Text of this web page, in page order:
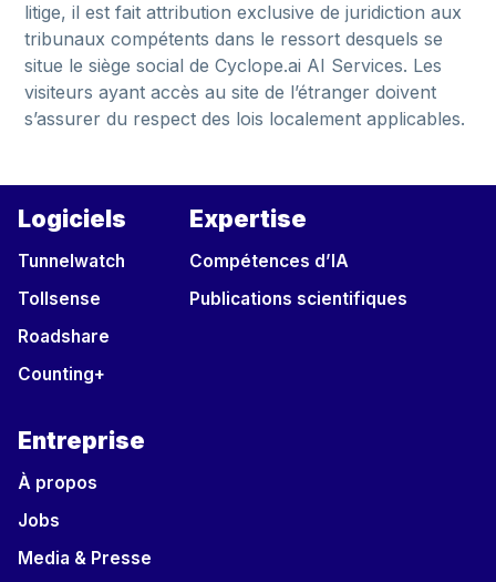
litige, il est fait attribution exclusive de juridiction aux
tribunaux compétents dans le ressort desquels se
situe le siège social de Cyclope.ai AI Services. Les
visiteurs ayant accès au site de l’étranger doivent
s’assurer du respect des lois localement applicables.
Logiciels
Tunnelwatch
Tollsense
Roadshare
Counting+
Expertise
Compétences d’IA
Publications scientifiques
Entreprise
À propos
Jobs
Media & Presse